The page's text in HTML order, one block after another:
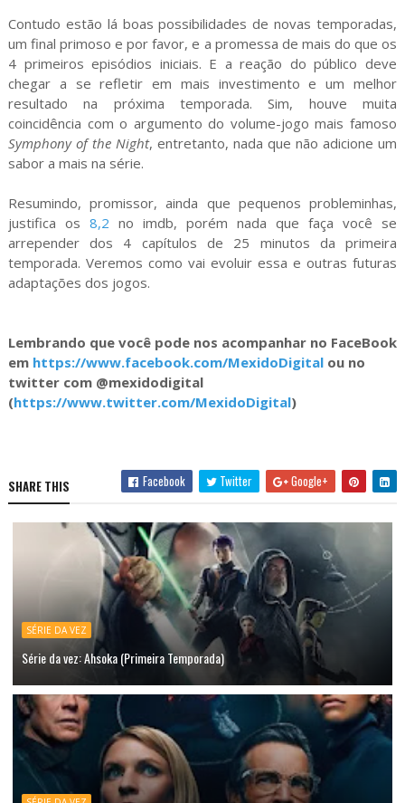
Contudo estão lá boas possibilidades de novas temporadas,
um final primoso e por favor, e a promessa de mais do que os
4 primeiros episódios iniciais. E a reação do público deve
chegar a se refletir em mais investimento e um melhor
resultado na próxima temporada. Sim, houve muita
coincidência com o argumento do volume-jogo mais famoso
Symphony of the Night, entretanto, nada que não adicione um
sabor a mais na série.
Resumindo, promissor, ainda que pequenos probleminhas,
justifica os 8,2 no imdb, porém nada que faça você se
arrepender dos 4 capítulos de 25 minutos da primeira
temporada. Veremos como vai evoluir essa e outras futuras
adaptações dos jogos.
Lembrando que você pode nos acompanhar no FaceBook
em https://www.facebook.com/MexidoDigitalou no
twitter com @mexidodigital
(https://www.twitter.com/MexidoDigital)
SHARE THIS Facebook Twitter Google+
SÉRIE DA VEZ
Série da vez: Ahsoka (Primeira Temporada)